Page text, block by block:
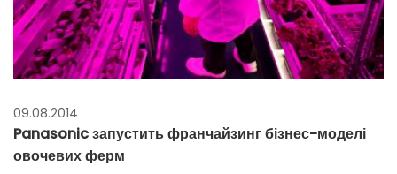
09.08.2014
Panasonic запустить франчайзинг бізнес-моделі
овочевих ферм